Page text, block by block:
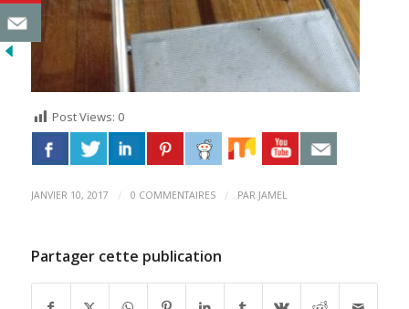
Post Views: 0
JANVIER 10, 2017 / 0 COMMENTAIRES / PAR JAMEL
Partager cette publication